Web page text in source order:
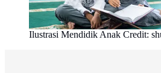
Ilustrasi Mendidik Anak Credit: